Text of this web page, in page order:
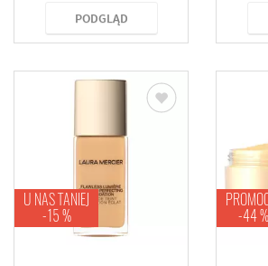
PODGLĄD
U NAS TANIEJ
-15 %
-44 %